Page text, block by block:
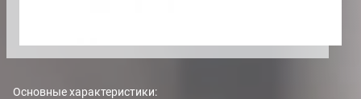
Основные характеристики: